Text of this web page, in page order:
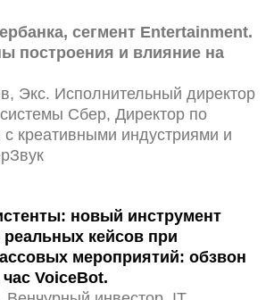
сегмент Entertainment.
построения и влияние на
Экс. Исполнительный директор
Сбер, Директор по
креативными индустриями и
новый инструмент
кейсов при
мероприятий: обзвон
час VoiceBot.